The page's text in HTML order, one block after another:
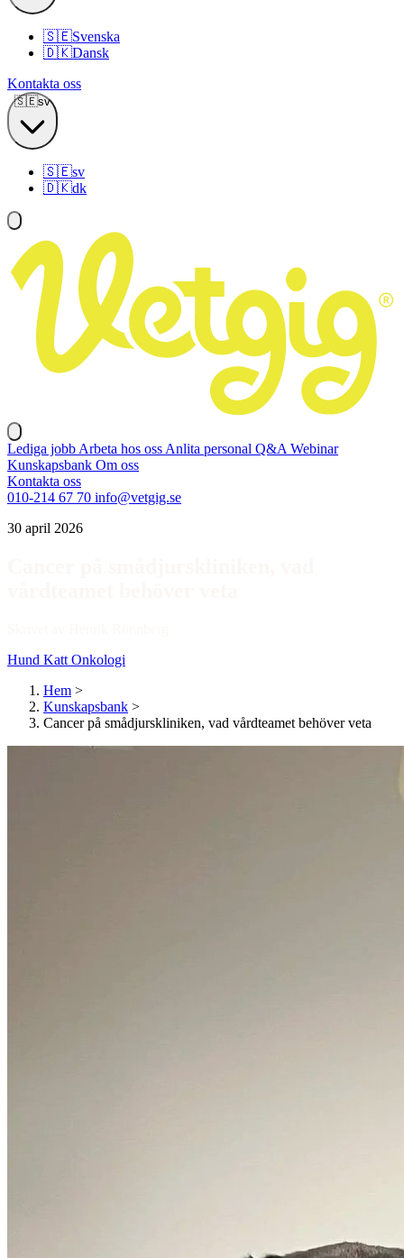
🇸🇪Svenska
🇩🇰Dansk
Kontakta oss
🇸🇪sv
🇸🇪sv
🇩🇰dk
Lediga jobb Arbeta hos oss Anlita personal Q&A Webinar
Kunskapsbank Om oss
Kontakta oss
010-214 67 70 info@vetgig.se
30 april 2026
Hund Katt Onkologi
Hem >
Kunskapsbank >
Cancer på smådjurskliniken, vad vårdteamet behöver veta